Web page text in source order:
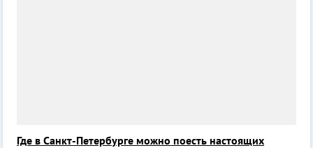
Где в Санкт-Петербурге можно поесть настоящих